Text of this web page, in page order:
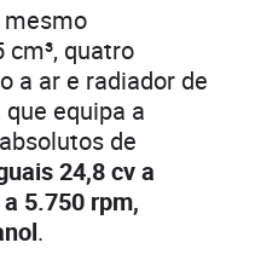
mesmo
cm³, quatro
a ar e radiador de
equipa a
de
24,8 cv a
5.750 rpm,
.